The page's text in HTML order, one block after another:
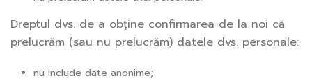
Dreptul dvs. de a obține confirmarea de la noi că
prelucrăm (sau nu prelucrăm) datele dvs. personale:
nu include date anonime;